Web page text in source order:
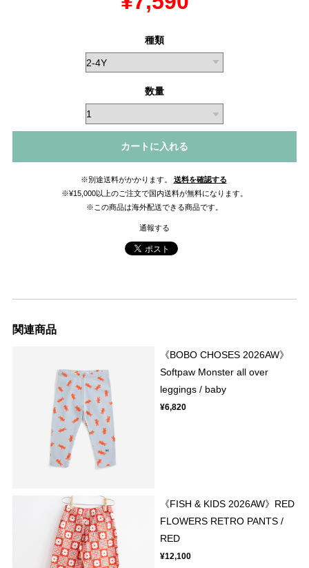
種類
数量
カートに入れる
※別途送料がかかります。
送料を確認する
※¥15,000以上のご注文で国内送料が無料になります。
※この商品は海外配送できる商品です。
通報する
関連商品
《BOBO CHOSES 2026AW》
Softpaw Monster all over
leggings / baby
¥6,820
《FISH & KIDS 2026AW》RED
FLOWERS RETRO PANTS /
RED
¥12,100